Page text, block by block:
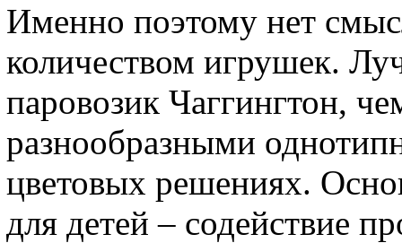
Именно поэтому нет
количеством игрушек.
паровозик Чаггингтон,
разнообразными
цветовых решениях.
для детей – содействие